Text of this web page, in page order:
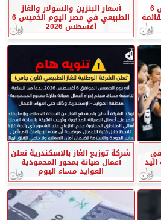
أسعار السجائر اليوم الخميس 6 أسعار البنزين والسولار والغاز
الطبيعي في مصر اليوم الخميس 6
أغسطس 2026
في شركة توزيع الغاز بالاسكندرية تعلن
أعمال صيانة بمحور المحمودية
العوايد مساء اليوم